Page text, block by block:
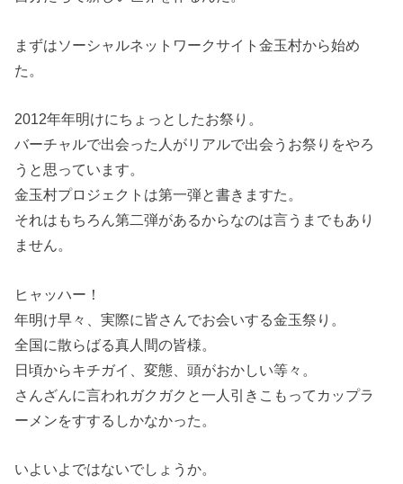
まずはソーシャルネットワークサイト金玉村から始め
た。
2012年年明けにちょっとしたお祭り。
バーチャルで出会った人がリアルで出会うお祭りをやろ
うと思っています。
金玉村プロジェクトは第一弾と書きますた。
それはもちろん第二弾があるからなのは言うまでもあり
ません。
ヒャッハー！
年明け早々、実際に皆さんでお会いする金玉祭り。
全国に散らばる真人間の皆様。
日頃からキチガイ、変態、頭がおかしい等々。
さんざんに言われガクガクと一人引きこもってカップラ
ーメンをすするしかなかった。
いよいよではないでしょうか。